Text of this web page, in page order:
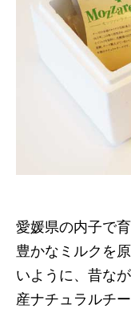
愛媛県の内子で
豊かなミルクを
いように、昔な
産ナチュラルチー